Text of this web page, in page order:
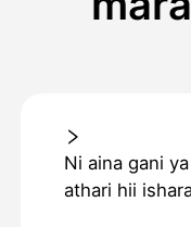
Ni aina gani
athari hii